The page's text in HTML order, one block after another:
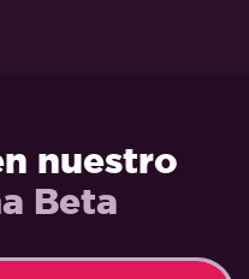
nuestro
Beta